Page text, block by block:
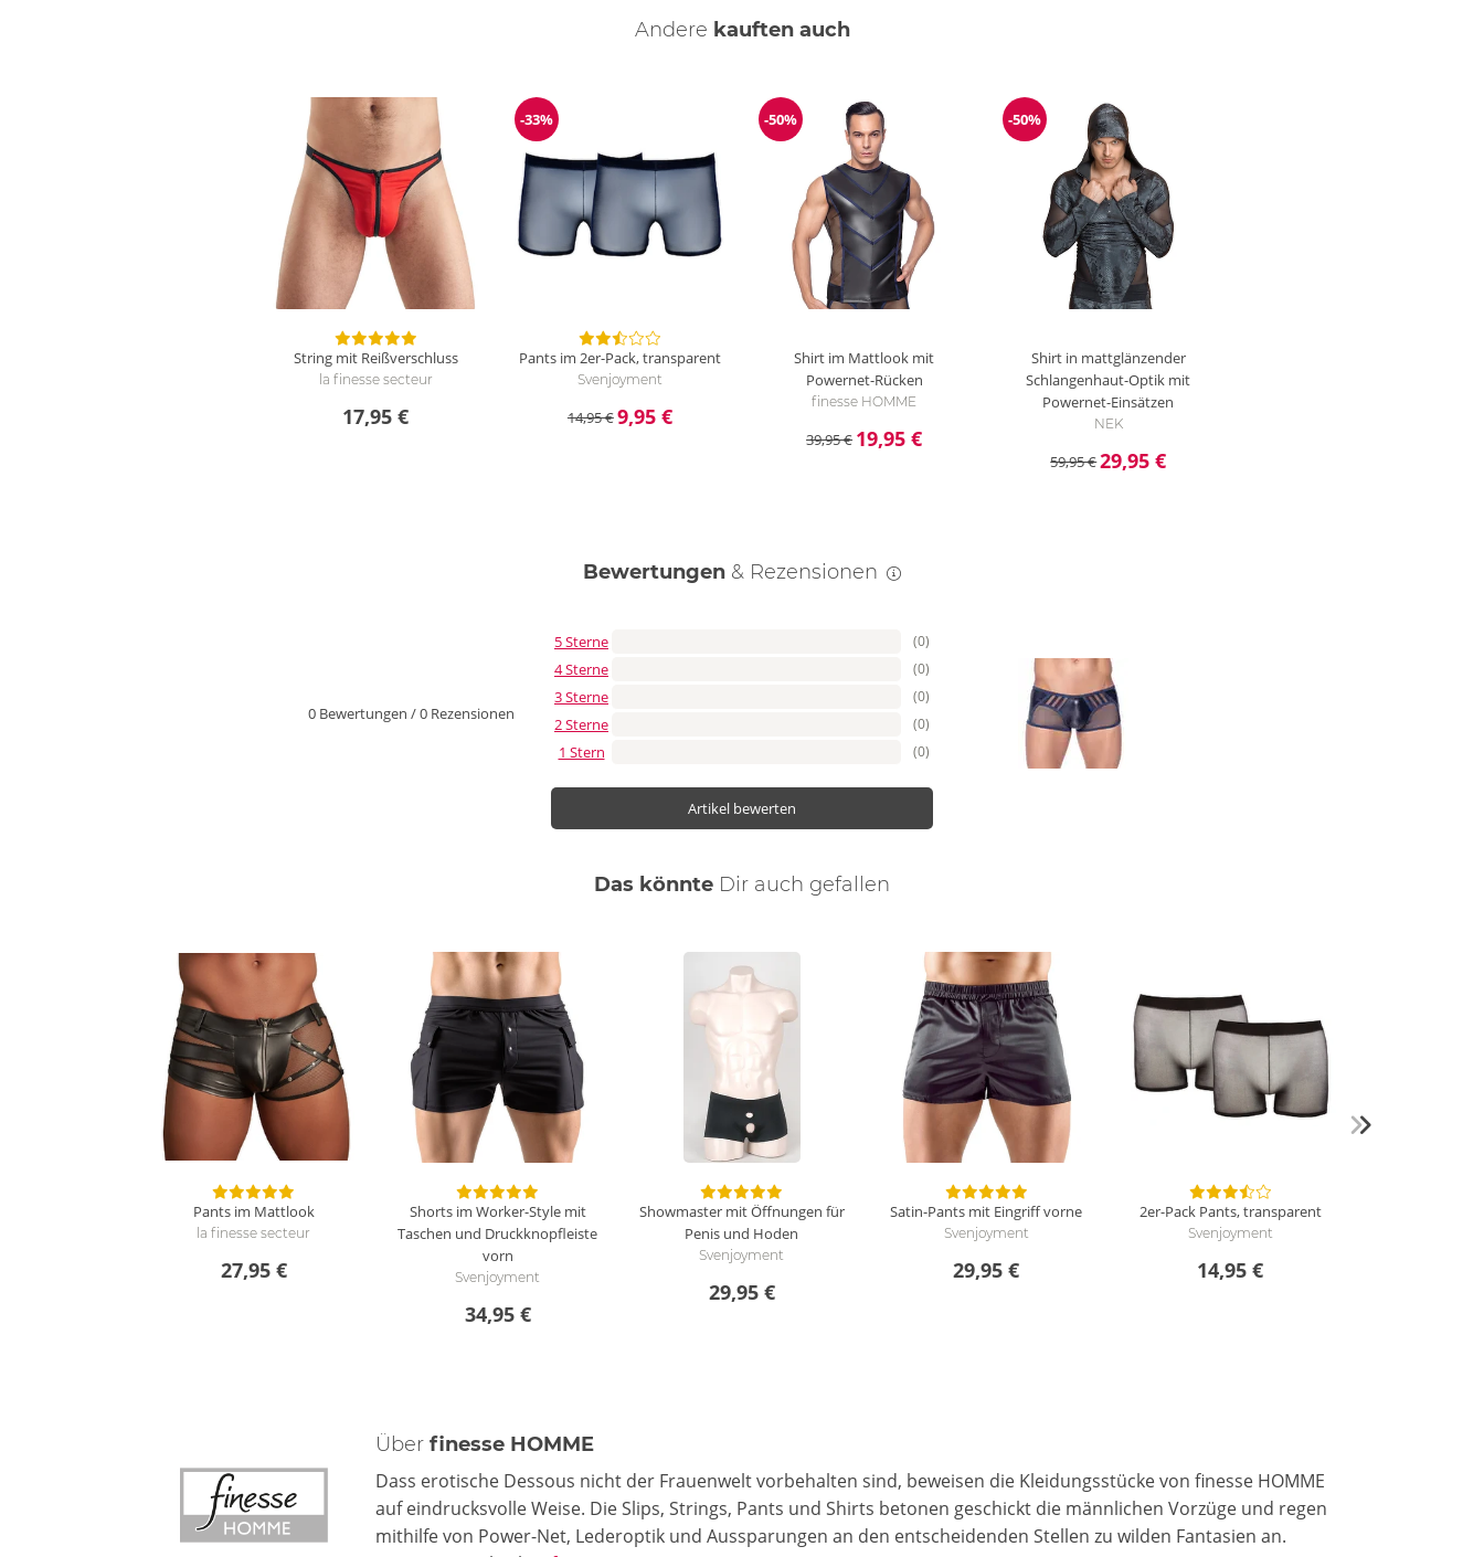
Andere kauften auch
String mit Reißverschluss
la finesse secteur
17,95 €
Reduzierung
-33%
Pants im 2er-Pack, transparent
Svenjoyment
14,95 €9,95 €
Reduzierung
-50%
Shirt im Mattlook mit
Powernet-Rücken
finesse HOMME
39,95 € 19,95 €
Reduzierung
-50%
Shirt in mattglänzender
Schlangenhaut-Optik mit
Powernet-Einsätzen
NEK
59,95 €29,95 €
Bewertungen & Rezensionen
0 Bewertungen /0 Rezensionen
5 Sterne (0)
4 Sterne (0)
3 Sterne (0)
2 Sterne (0)
1 Stern (0)
Artikel bewerten
Das könnte Dir auch gefallen
Pants im Mattlook
la finesse secteur
27,95 €
Shorts im Worker-Style mit
Taschen und Druckknopfleiste
vorn
Svenjoyment
34,95 €
Showmaster mit Öffnungen für
Penis und Hoden
Svenjoyment
29,95 €
Satin-Pants mit Eingriff vorne
Svenjoyment
29,95 €
2er-Pack Pants, transparent
Svenjoyment
14,95 €
Überfinesse HOMME
Dass erotische Dessous nicht der Frauenwelt vorbehalten sind, beweisen die Kleidungsstücke von finesse HOMME
auf eindrucksvolle Weise. Die Slips, Strings, Pants und Shirts betonen geschickt die männlichen Vorzüge und regen
mithilfe von Power-Net, Lederoptik und Aussparungen an den entscheidenden Stellen zu wilden Fantasien an.